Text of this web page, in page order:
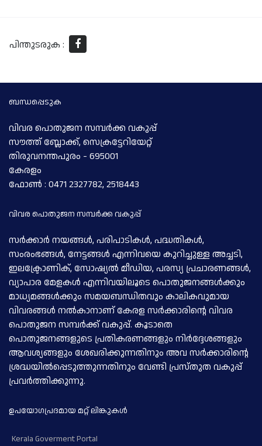
പിന്തുടരുക :
ബന്ധപ്പെടുക
വിവര പൊതുജന സമ്പര്‍ക്ക വകുപ്പ്
സൗത്ത് ബ്ലോക്ക്, സെക്രട്ടേറിയേറ്റ്
തിരുവനന്തപുരം - 695001
കേരളം
ഫോണ്‍ : 0471 2327782, 2518443
വിവര പൊതുജന സമ്പര്‍ക്ക വകുപ്പ്
സര്‍ക്കാര്‍ നയങ്ങള്‍, പരിപാടികള്‍, പദ്ധതികള്‍,
സംരംഭങ്ങള്‍, നേട്ടങ്ങള്‍ എന്നിവയെ കുറിച്ചുള്ള അച്ചടി,
ഇലക്ട്രോണിക്, സോഷ്യല്‍ മീഡിയ, പരസ്യ പ്രചാരണങ്ങള്‍,
വ്യാപാര മേളകള്‍ എന്നിവയിലൂടെ പൊതുജനങ്ങള്‍ക്കും
മാധ്യമങ്ങള്‍ക്കും സമയബന്ധിതവും കാലികവുമായ
വിവരങ്ങള്‍ നല്‍കാനാണ് കേരള സര്‍ക്കാരിന്റെ വിവര
പൊതുജന സമ്പര്‍ക്ക് വകുപ്പ്. കൂടാതെ
പൊതുജനങ്ങളുടെ പ്രതികരണങ്ങളും നിര്‍ദ്ദേശങ്ങളും
ആവശ്യങ്ങളും ശേഖരിക്കുന്നതിനും അവ സര്‍ക്കാരിന്റെ
ശ്രദ്ധയില്‍പ്പെടുത്തുന്നതിനും വേണ്ടി പ്രസ്തുത വകുപ്പ്
പ്രവര്‍ത്തിക്കുന്നു.
ഉപയോഗപ്രദമായ മറ്റ് ലിങ്കുകള്‍
Kerala Goverment Portal